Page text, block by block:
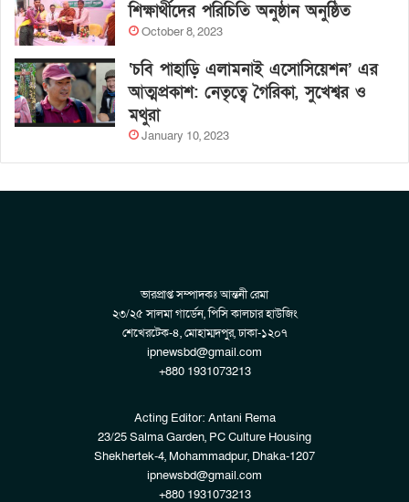
শিক্ষার্থীদের পরিচিতি অনুষ্ঠান অনুষ্ঠিত
October 8, 2023
‘চবি পাহাড়ি এলামনাই এসোসিয়েশন’ এর
আত্মপ্রকাশ: নেতৃত্বে গৈরিকা, সুখেশ্বর ও
মথুরা
January 10, 2023
ভারপ্রাপ্ত সম্পাদকঃ আন্তনী রেমা
২৩/২৫ সালমা গার্ডেন, পিসি কালচার হাউজিং
শেখেরটেক-৪, মোহাম্মদপুর, ঢাকা-১২০৭
ipnewsbd@gmail.com
+880 1931073213
Acting Editor: Antani Rema
23/25 Salma Garden, PC Culture Housing
Shekhertek-4, Mohammadpur, Dhaka-1207
ipnewsbd@gmail.com
+880 1931073213